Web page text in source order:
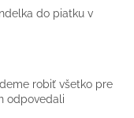
do piatku v
robiť všetko pre
odpovedali